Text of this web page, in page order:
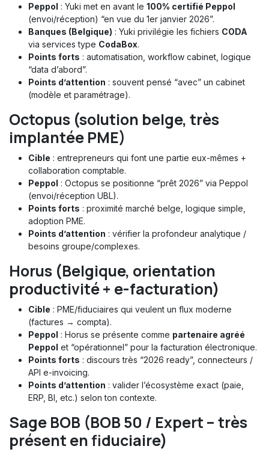
Peppol : Yuki met en avant le 100% certifié Peppol
(envoi/réception) “en vue du 1er janvier 2026”.
Banques (Belgique) : Yuki privilégie les fichiers CODA
via services type CodaBox.
Points forts : automatisation, workflow cabinet, logique
“data d’abord”.
Points d’attention : souvent pensé “avec” un cabinet
(modèle et paramétrage).
Octopus (solution belge, très
implantée PME)
Cible : entrepreneurs qui font une partie eux-mêmes +
collaboration comptable.
Peppol : Octopus se positionne “prêt 2026” via Peppol
(envoi/réception UBL).
Points forts : proximité marché belge, logique simple,
adoption PME.
Points d’attention : vérifier la profondeur analytique /
besoins groupe/complexes.
Horus (Belgique, orientation
productivité + e-facturation)
Cible : PME/fiduciaires qui veulent un flux moderne
(factures → compta).
Peppol : Horus se présente comme partenaire agréé
Peppol et “opérationnel” pour la facturation électronique.
Points forts : discours très “2026 ready”, connecteurs /
API e-invoicing.
Points d’attention : valider l’écosystème exact (paie,
ERP, BI, etc.) selon ton contexte.
Sage BOB (BOB 50 / Expert – très
présent en fiduciaire)